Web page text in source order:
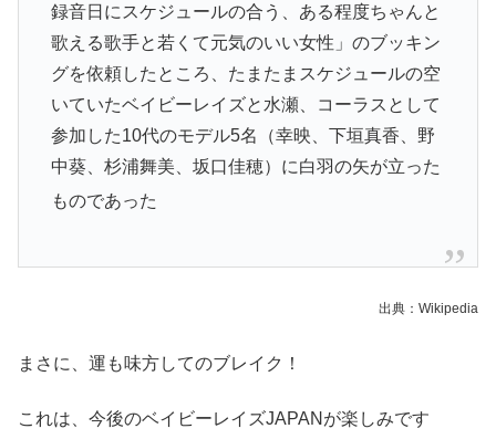
録音日にスケジュールの合う、ある程度ちゃんと
歌える歌手と若くて元気のいい女性」のブッキン
グを依頼したところ、たまたまスケジュールの空
いていたベイビーレイズと水瀬、コーラスとして
参加した10代のモデル5名（幸映、下垣真香、野
中葵、杉浦舞美、坂口佳穂）に白羽の矢が立った
ものであった
出典：Wikipedia
まさに、運も味方してのブレイク！
これは、今後のベイビーレイズJAPANが楽しみです